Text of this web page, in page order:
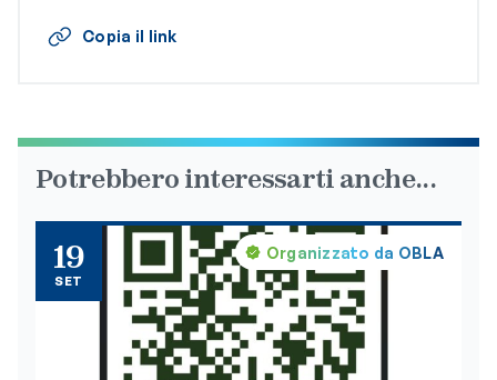
Copia il link
Potrebbero interessarti anche...
Organizzato da OBLA
19
SET